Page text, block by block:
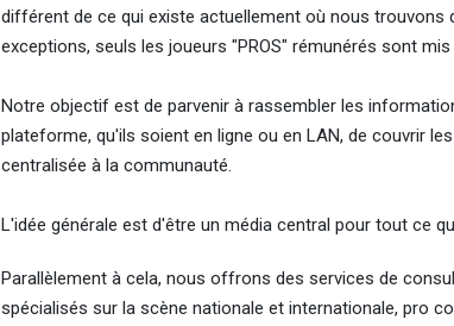
différent de ce qui existe actuellement où nous trouvons
exceptions, seuls les joueurs "PROS" rémunérés sont
Notre objectif est de parvenir à rassembler les
plateforme, qu'ils soient en ligne ou en LAN, de couvrir
centralisée à la communauté.
L'idée générale est d'être un média central pour tout ce
Parallèlement à cela, nous offrons des services de
spécialisés sur la scène nationale et internationale, pro